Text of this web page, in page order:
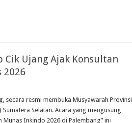
Cik Ujang Ajak Konsultan
2026
secara resmi membuka Musyawarah Provinsi
Selatan. Acara yang mengusung
Inkindo 2026 di Palembang” ini